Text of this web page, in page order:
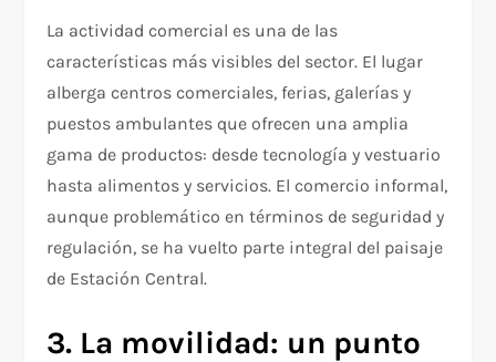
La actividad comercial es una de las
características más visibles del sector. El lugar
alberga centros comerciales, ferias, galerías y
puestos ambulantes que ofrecen una amplia
gama de productos: desde tecnología y vestuario
hasta alimentos y servicios. El comercio informal,
aunque problemático en términos de seguridad y
regulación, se ha vuelto parte integral del paisaje
de Estación Central.
3. La movilidad: un punto